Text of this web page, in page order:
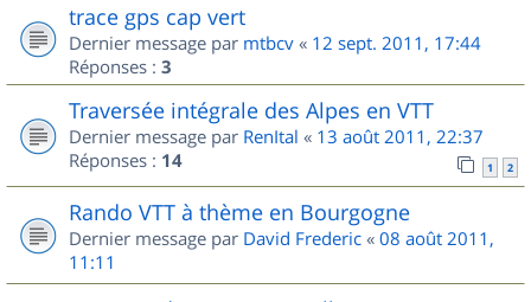
trace gps cap vert
Dernier message par mtbcv « 12 sept. 2011, 17:44
Réponses : 3
Traversée intégrale des Alpes en VTT
Dernier message par RenItal « 13 août 2011, 22:37
Réponses : 14 1 2
Rando VTT à thème en Bourgogne
Dernier message par David Frederic « 08 août 2011,
11:11